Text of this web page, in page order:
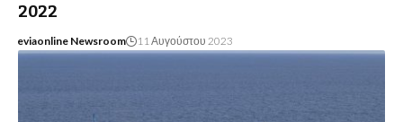
2022
eviaonline Newsroom 11 Αυγούστου 2023